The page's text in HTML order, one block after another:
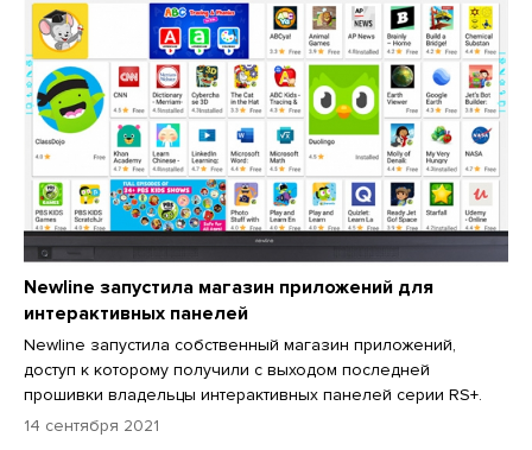
Newline запустила магазин приложений для
интерактивных панелей
Newline запустила собственный магазин приложений,
доступ к которому получили с выходом последней
прошивки владельцы интерактивных панелей серии RS+.
14 сентября 2021